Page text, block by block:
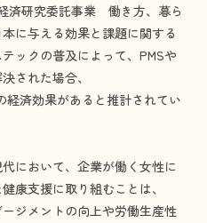
済研究委託事業 働き方、暮ら
に与える効果と課題に関する
ックの普及によって、PMSや
された場合、
経済効果があると推計されてい
において、企業が働く女性に
康支援に取り組むことは、
ジメントの向上や労働生産性